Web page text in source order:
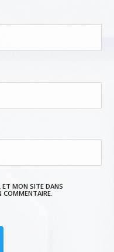
ET MON SITE DANS
COMMENTAIRE.